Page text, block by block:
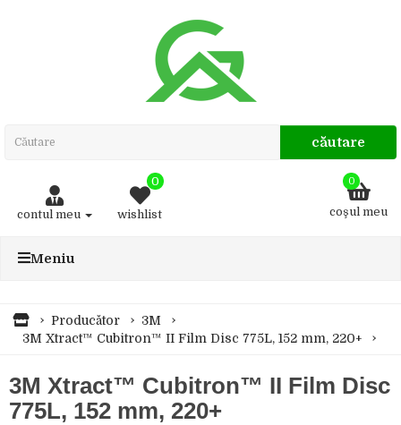
căutare
contul meu
0
wishlist coşul meu
0
Meniu
Producător
3M
3M Xtract™ Cubitron™ II Film Disc 775L, 152 mm, 220+
3M Xtract™ Cubitron™ II Film Disc
775L, 152 mm, 220+